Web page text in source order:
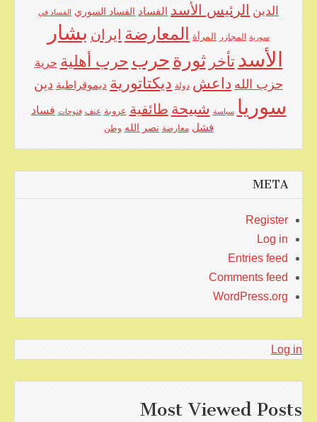
الدين الرئيس الأسد الفساد الفساد السوري الفساد في
سورية المجازر المرأة المعارضة ايران بشار
الأسد تأخر ثورة حرب حرب أهلية حرية
حزب الله داعش دولة ديكتاتورية ديموقراطية دين
سوريا سياسة شبيحة طائفية عروبة عنف فتوحات فساد
فشل معارضة نصر الله وطن
META
Register
Log in
Entries feed
Comments feed
WordPress.org
Log in
Most Viewed Posts